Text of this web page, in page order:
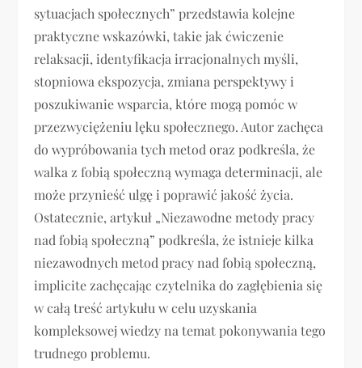
sytuacjach społecznych” przedstawia kolejne
praktyczne wskazówki, takie jak ćwiczenie
relaksacji, identyfikacja irracjonalnych myśli,
stopniowa ekspozycja, zmiana perspektywy i
poszukiwanie wsparcia, które mogą pomóc w
przezwyciężeniu lęku społecznego. Autor zachęca
do wypróbowania tych metod oraz podkreśla, że
walka z fobią społeczną wymaga determinacji, ale
może przynieść ulgę i poprawić jakość życia.
Ostatecznie, artykuł „Niezawodne metody pracy
nad fobią społeczną” podkreśla, że istnieje kilka
niezawodnych metod pracy nad fobią społeczną,
implicite zachęcając czytelnika do zagłębienia się
w całą treść artykułu w celu uzyskania
kompleksowej wiedzy na temat pokonywania tego
trudnego problemu.